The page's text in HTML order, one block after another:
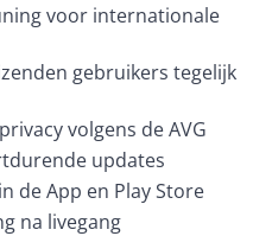
voor internationale
gebruikers tegelijk
volgens de AVG
updates
de App en Play Store
na livegang